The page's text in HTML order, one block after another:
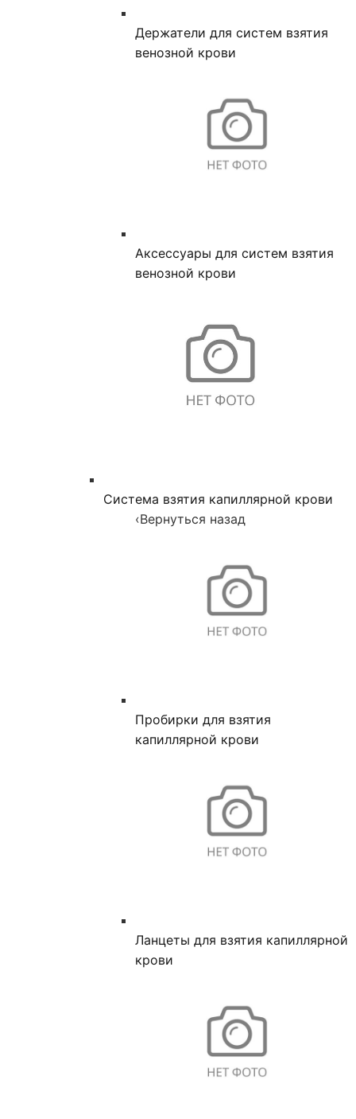
Держатели для систем взятия
венозной крови
Аксессуары для систем взятия
венозной крови
Система взятия капиллярной крови
‹Вернуться назад
Пробирки для взятия
капиллярной крови
Ланцеты для взятия капиллярной
крови